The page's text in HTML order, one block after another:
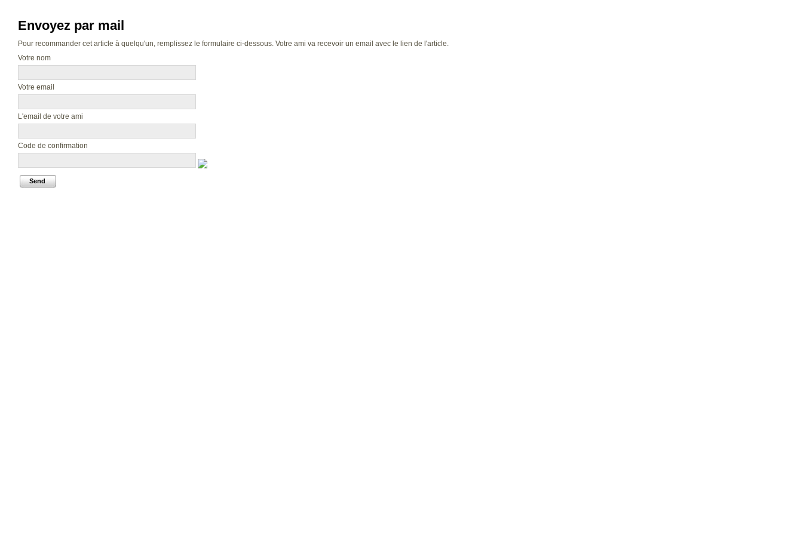
Envoyez par mail
Pour recommander cet article à quelqu'un, remplissez le formulaire ci-dessous. Votre ami va recevoir un email avec le lien de l'article.
Votre nom
Votre email
L'email de votre ami
Code de confirmation
Send